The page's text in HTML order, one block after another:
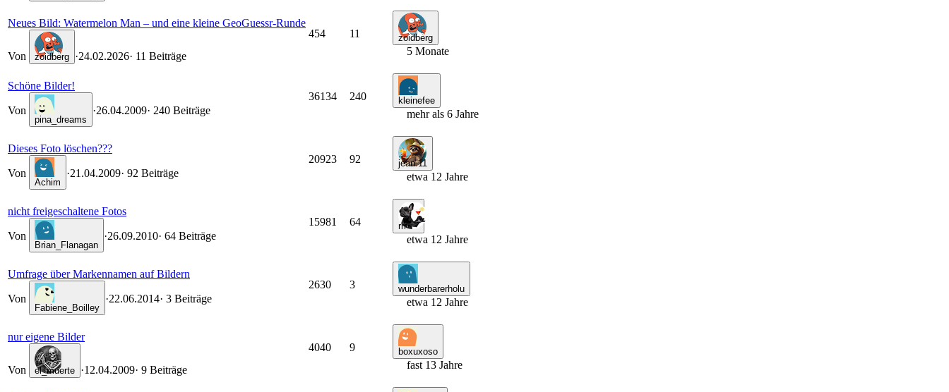
Neues Bild: Watermelon Man – und eine kleine GeoGuessr-Runde
Von zoidberg ·24.02.2026· 11 Beiträge
454 11 zoidberg
5 Monate
Schöne Bilder!
Von
pina_dreams
·26.04.2009· 240 Beiträge
36134 240 kleinefee
mehr als 6 Jahre
Dieses Foto löschen???
Von
Achim
·21.04.2009· 92 Beiträge
20923 92 jean.11
etwa 12 Jahre
nicht freigeschaltene Fotos
Von
Brian_Flanagan
·26.09.2010· 64 Beiträge
15981 64 rrr
etwa 12 Jahre
Umfrage über Markennamen auf Bildern
Von
Fabiene_Boilley
·22.06.2014· 3 Beiträge
2630 3 wunderbarerholu
etwa 12 Jahre
nur eigene Bilder
Von el_muerte ·12.04.2009· 9 Beiträge
4040 9 boxuxoso
fast 13 Jahre